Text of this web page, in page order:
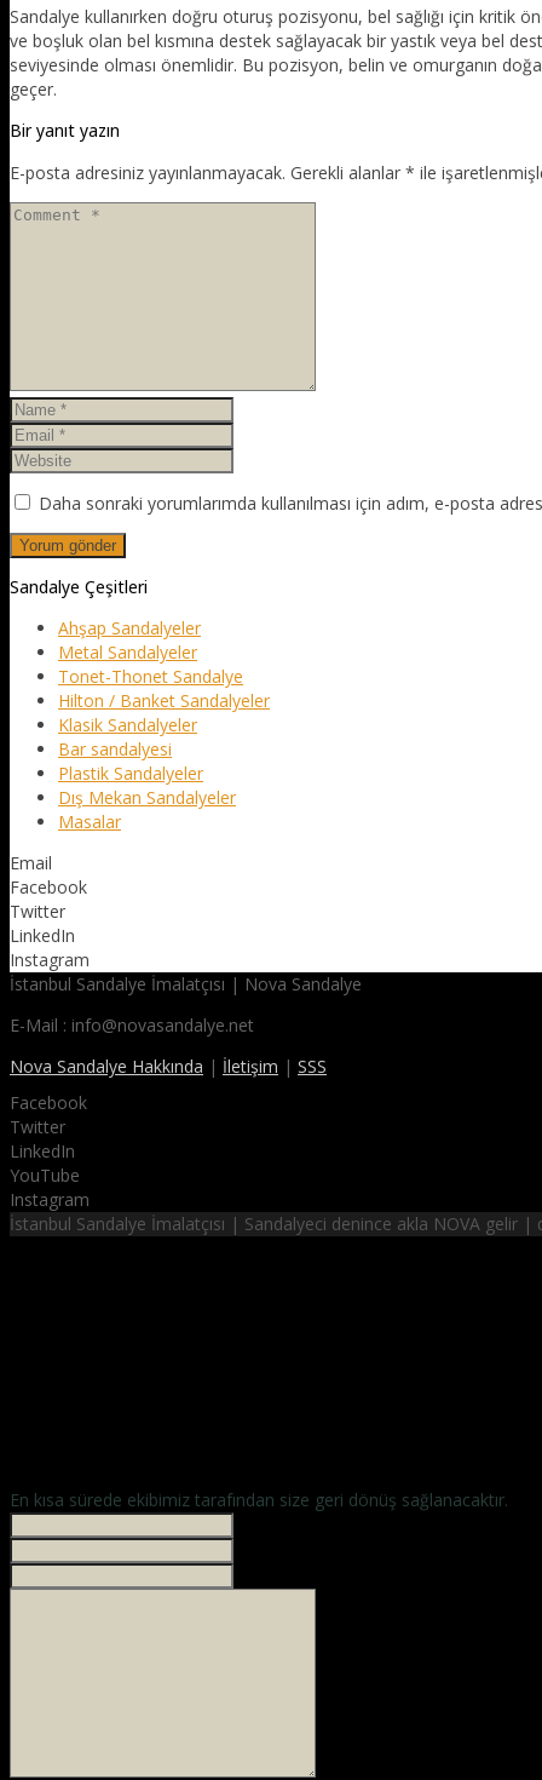
Sandalye kullanırken doğru oturuş pozisyonu, bel sağlığı için kritik
ve boşluk olan bel kısmına destek sağlayacak bir yastık veya bel
seviyesinde olması önemlidir. Bu pozisyon, belin ve omurganın
geçer.
Bir yanıt yazın
E-posta adresiniz yayınlanmayacak. Gerekli alanlar * ile
Daha sonraki yorumlarımda kullanılması için adım, e-posta
Sandalye Çeşitleri
Ahşap Sandalyeler
Metal Sandalyeler
Tonet-Thonet Sandalye
Hilton / Banket Sandalyeler
Klasik Sandalyeler
Bar sandalyesi
Plastik Sandalyeler
Dış Mekan Sandalyeler
Masalar
Email
Facebook
Twitter
LinkedIn
Instagram
İstanbul Sandalye İmalatçısı | Nova Sandalye
E-Mail : info@novasandalye.net
Nova Sandalye Hakkında | İletişim | SSS
Facebook
Twitter
LinkedIn
YouTube
Instagram
İstanbul Sandalye İmalatçısı | Sandalyeci denince akla NOVA gelir
En kısa sürede ekibimiz tarafından size geri dönüş sağlanacaktır.